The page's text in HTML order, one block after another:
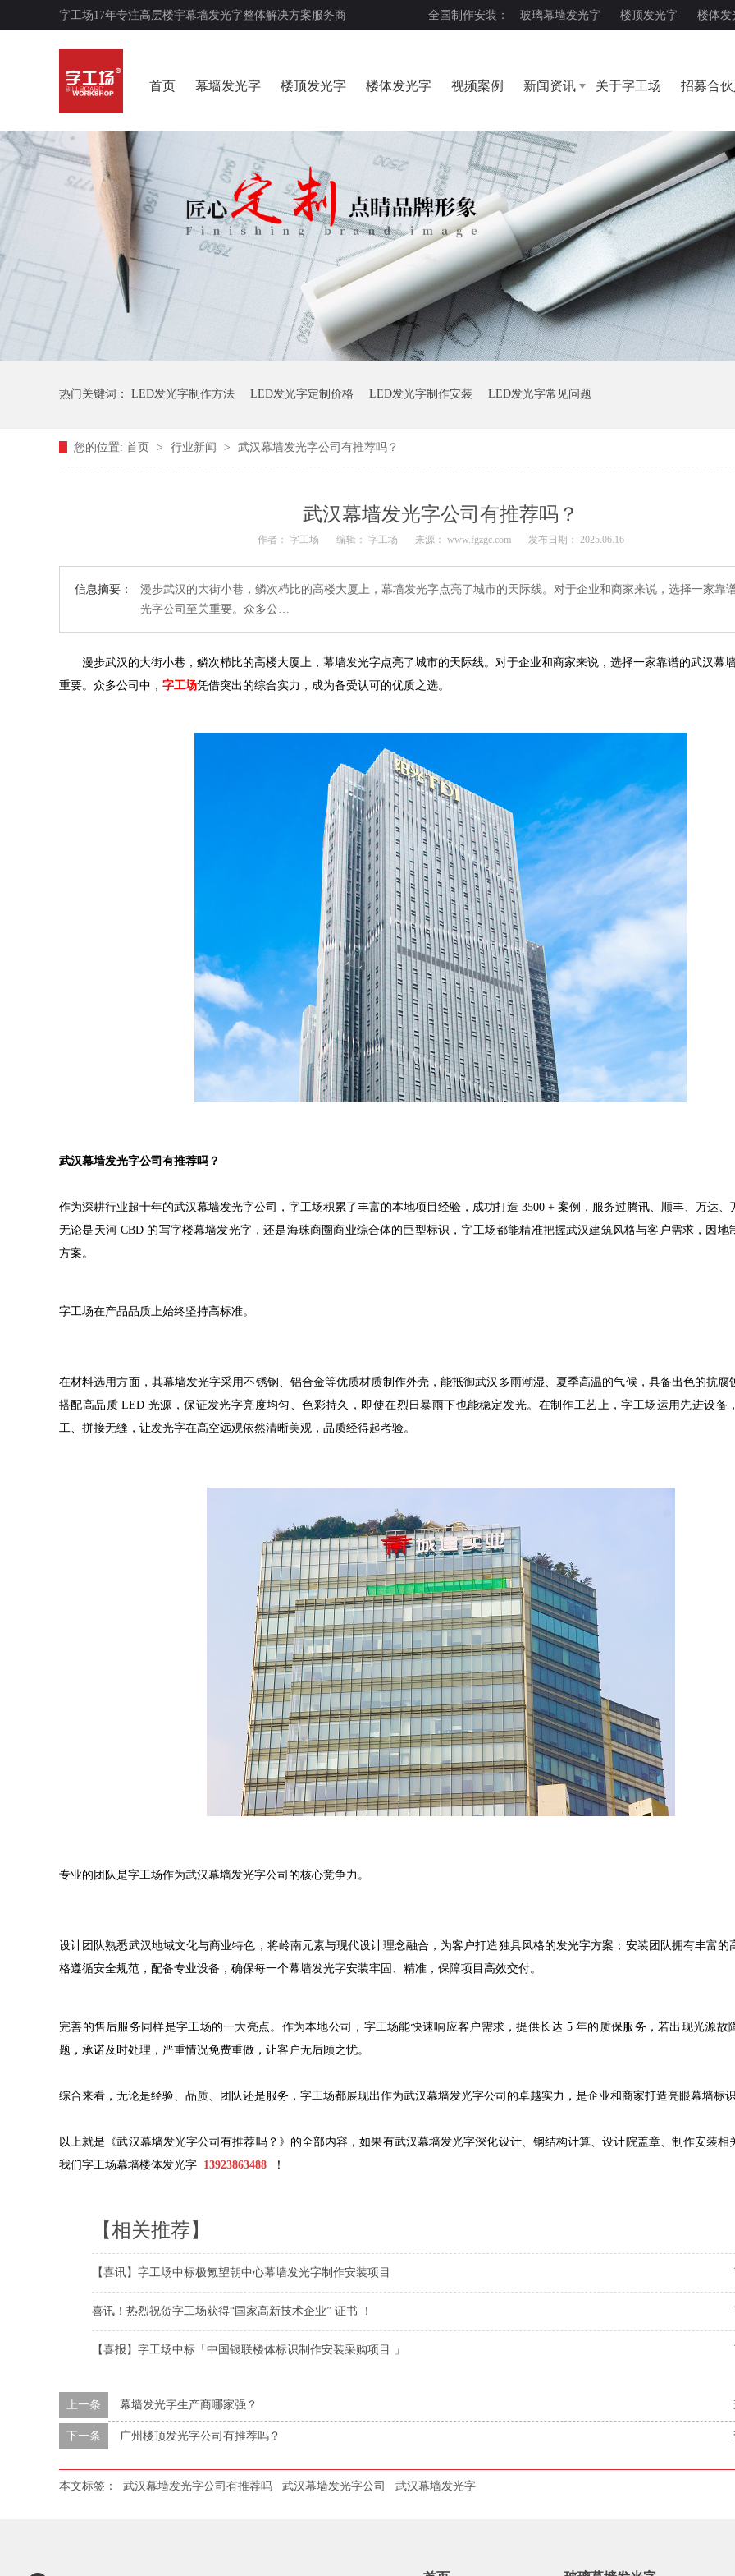
字工场17年专注高层楼宇幕墙发光字整体解决方案服务商 全国制作安装： 玻璃幕墙发光字 楼顶发光字 楼体发
首页 幕墙发光字 楼顶发光字 楼体发光字 视频案例 新闻资讯 关于字工场 招募合伙
热门关键词： LED发光字制作方法 LED发光字定制价格 LED发光字制作安装 LED发光字常见问题
您的位置: 首页 > 行业新闻 > 武汉幕墙发光字公司有推荐吗？
武汉幕墙发光字公司有推荐吗？
作者： 字工场 编辑： 字工场 来源： www.fgzgc.com 发布日期： 2025.06.16
信息摘要：
漫步武汉的大街小巷，鳞次栉比的高楼大厦上，幕墙发光字点亮了城市的天际线。对于企业和商家来说，选择一家靠
光字公司至关重要。众多公…
漫步武汉的大街小巷，鳞次栉比的高楼大厦上，幕墙发光字点亮了城市的天际线。对于企业和商家来说，选择一家靠谱的武汉幕
重要。众多公司中， 字工场凭借突出的综合实力，成为备受认可的优质之选。
武汉幕墙发光字公司有推荐吗？
作为深耕行业超十年的武汉幕墙发光字公司，字工场积累了丰富的本地项目经验，成功打造 3500 + 案例，服务过腾讯、顺丰、万达、
无论是天河 CBD 的写字楼幕墙发光字，还是海珠商圈商业综合体的巨型标识，字工场都能精准把握武汉建筑风格与客户需求，因地
方案。
字工场在产品品质上始终坚持高标准。
在材料选用方面，其幕墙发光字采用不锈钢、铝合金等优质材质制作外壳，能抵御武汉多雨潮湿、夏季高温的气候，具备出色的抗腐
搭配高品质 LED 光源，保证发光字亮度均匀、色彩持久，即使在烈日暴雨下也能稳定发光。在制作工艺上，字工场运用先进设备
工、拼接无缝，让发光字在高空远观依然清晰美观，品质经得起考验。
专业的团队是字工场作为武汉幕墙发光字公司的核心竞争力。
设计团队熟悉武汉地域文化与商业特色，将岭南元素与现代设计理念融合，为客户打造独具风格的发光字方案；安装团队拥有丰富的
格遵循安全规范，配备专业设备，确保每一个幕墙发光字安装牢固、精准，保障项目高效交付。
完善的售后服务同样是字工场的一大亮点。作为本地公司，字工场能快速响应客户需求，提供长达 5 年的质保服务，若出现光源故
题，承诺及时处理，严重情况免费重做，让客户无后顾之忧。
综合来看，无论是经验、品质、团队还是服务，字工场都展现出作为武汉幕墙发光字公司的卓越实力，是企业和商家打造亮眼幕墙标识
以上就是《武汉幕墙发光字公司有推荐吗？》的全部内容，如果有武汉幕墙发光字深化设计、钢结构计算、设计院盖章、制作安装相
我们字工场幕墙楼体发光字 13923863488 ！
【相关推荐】
【喜讯】字工场中标极氪望朝中心幕墙发光字制作安装项目
喜讯！热烈祝贺字工场获得“国家高新技术企业” 证书 ！
【喜报】字工场中标「中国银联楼体标识制作安装采购项目 」
上一条 幕墙发光字生产商哪家强？
下一条 广州楼顶发光字公司有推荐吗？
本文标签： 武汉幕墙发光字公司有推荐吗 武汉幕墙发光字公司 武汉幕墙发光字